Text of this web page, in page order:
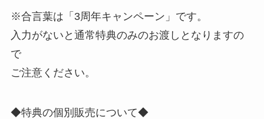
※合言葉は「3周年キャンペーン」です。
入力がないと通常特典のみのお渡しとなりますの
で
ご注意ください。
◆特典の個別販売について◆